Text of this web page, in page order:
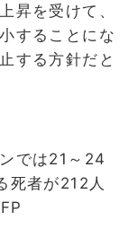
昇を受けて、
することにな
する方針だと
では21～24
死者が212人